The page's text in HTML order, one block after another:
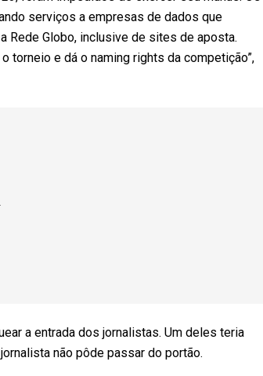
serviços a empresas de dados que
Rede Globo, inclusive de sites de aposta.
torneio e dá o naming rights da competição”,
a entrada dos jornalistas. Um deles teria
não pôde passar do portão.